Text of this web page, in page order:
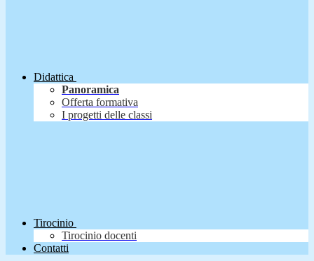
Didattica
Panoramica
Offerta formativa
I progetti delle classi
Tirocinio
Tirocinio docenti
Contatti